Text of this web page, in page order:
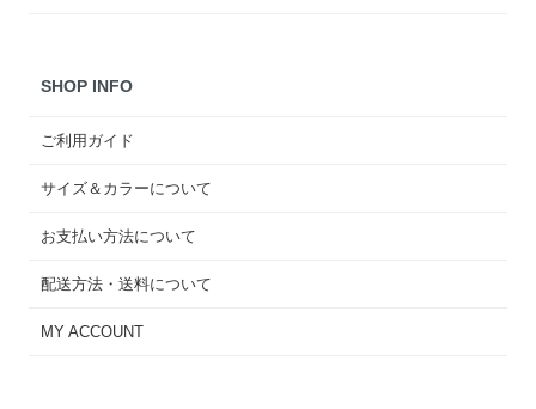
SHOP INFO
ご利用ガイド
サイズ＆カラーについて
お支払い方法について
配送方法・送料について
MY ACCOUNT